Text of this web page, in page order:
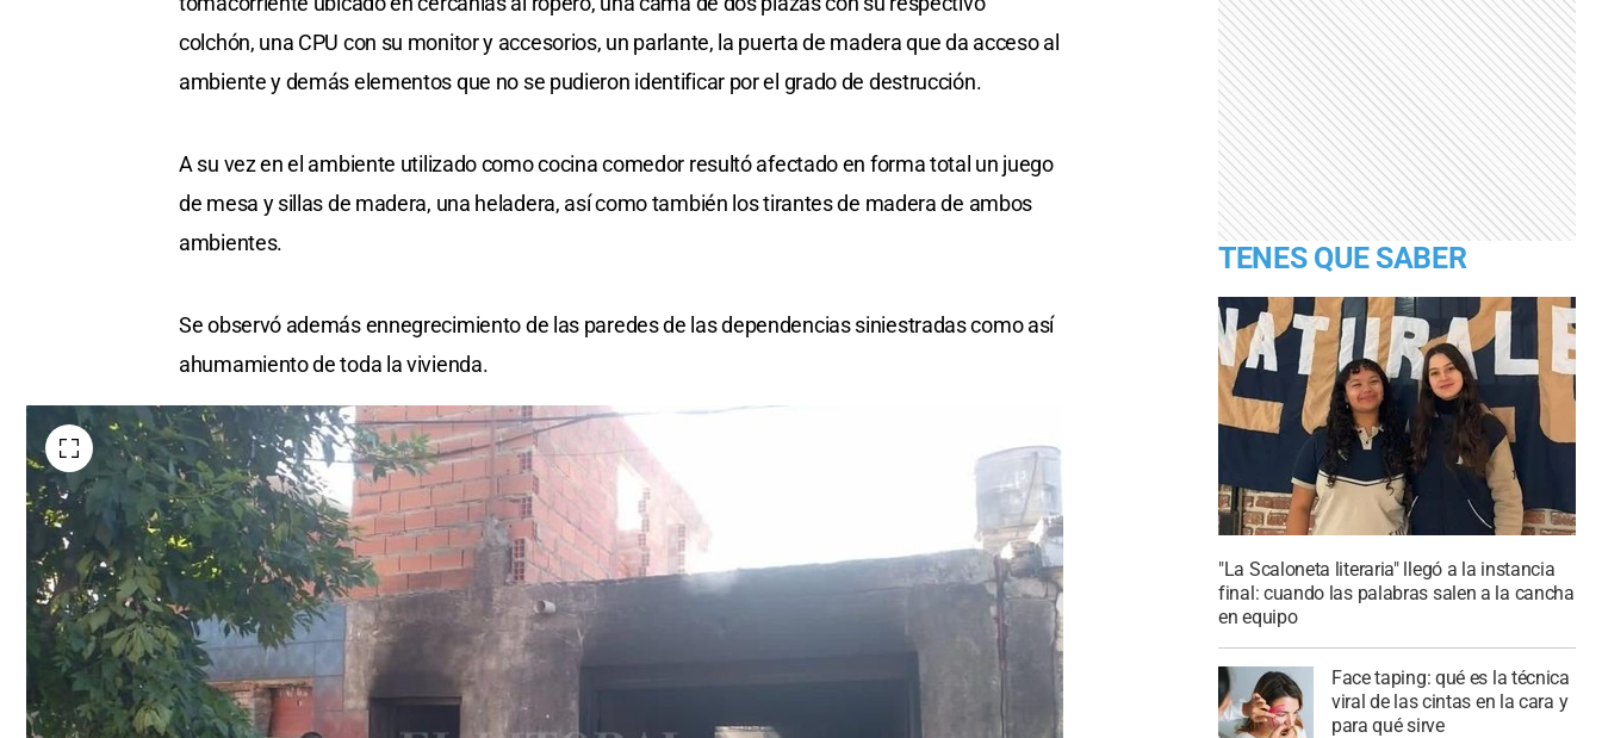
colchón, una CPU con su monitor y accesorios, un parlante, la puerta de madera que da acceso al
ambiente y demás elementos que no se pudieron identificar por el grado de destrucción.
A su vez en el ambiente utilizado como cocina comedor resultó afectado en forma total un juego
de mesa y sillas de madera, una heladera, así como también los tirantes de madera de ambos
ambientes.
Se observó además ennegrecimiento de las paredes de las dependencias siniestradas como así
ahumamiento de toda la vivienda.
TENES QUE SABER
"La Scaloneta literaria" llegó a la instancia
final: cuando las palabras salen a la cancha
en equipo
Face taping: qué es la técnica
viral de las cintas en la cara y
para qué sirve